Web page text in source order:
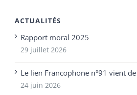
ACTUALITÉS
Rapport moral 2025
29 juillet 2026
Le lien Francophone n°91 vient
24 juin 2026